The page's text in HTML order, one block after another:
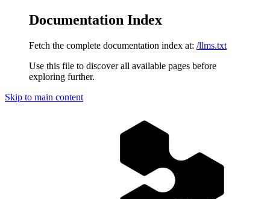
Documentation Index
Fetch the complete documentation index at: /llms.txt
Use this file to discover all available pages before
exploring further.
Skip to main content